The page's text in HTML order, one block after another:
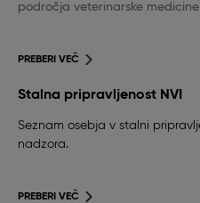
področja veterinarske
PREBERI VEČ
Stalna pripravljenost NVI
Seznam osebja v stalni
nadzora.
PREBERI VEČ